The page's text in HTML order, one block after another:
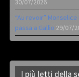
30/07/2026
“Au revoir”
passa a Gallio 29/07/
I più letti della